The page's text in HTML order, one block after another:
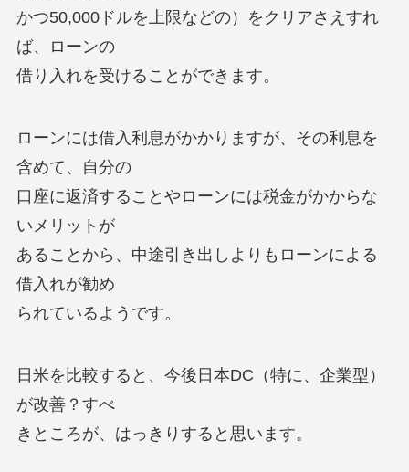
かつ50,000ドルを上限などの）をクリアさえすれ
ば、ローンの
借り入れを受けることができます。
ローンには借入利息がかかりますが、その利息を
含めて、自分の
口座に返済することやローンには税金がかからな
いメリットが
あることから、中途引き出しよりもローンによる
借入れが勧め
られているようです。
日米を比較すると、今後日本DC（特に、企業型）
が改善？すべ
きところが、はっきりすると思います。